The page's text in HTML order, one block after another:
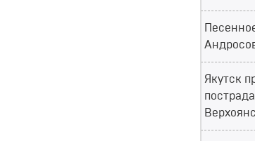
Якутск